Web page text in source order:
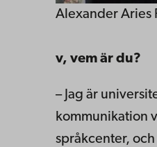
Alexander Aries
v, vem är du?
– Jag är
kommunikation
språkcenter,